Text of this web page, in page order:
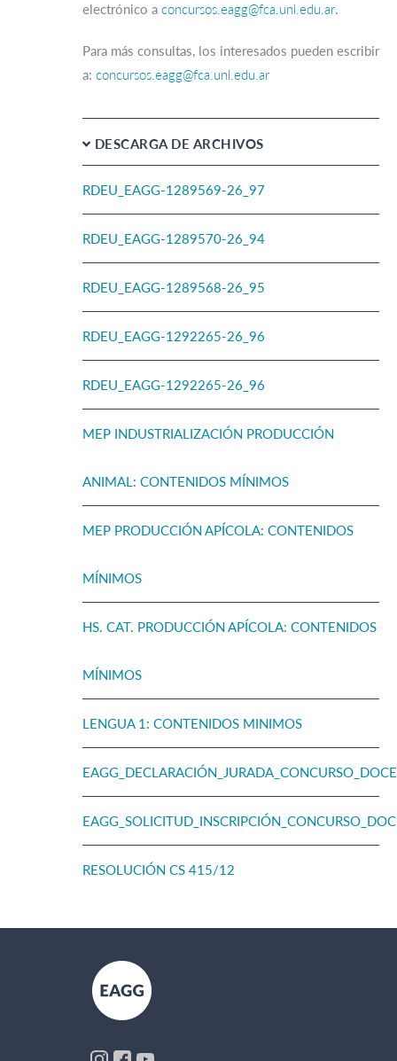
electrónico a concursos.eagg@fca.unl.edu.ar.
Para más consultas, los interesados pueden escribir
a: concursos.eagg@fca.unl.edu.ar
DESCARGA DE ARCHIVOS
RDEU_EAGG-1289569-26_97
RDEU_EAGG-1289570-26_94
RDEU_EAGG-1289568-26_95
RDEU_EAGG-1292265-26_96
RDEU_EAGG-1292265-26_96
MEP INDUSTRIALIZACIÓN PRODUCCIÓN
ANIMAL: CONTENIDOS MÍNIMOS
MEP PRODUCCIÓN APÍCOLA: CONTENIDOS
MÍNIMOS
HS. CAT. PRODUCCIÓN APÍCOLA: CONTENIDOS
MÍNIMOS
LENGUA 1: CONTENIDOS MINIMOS
RESOLUCIÓN CS 415/12